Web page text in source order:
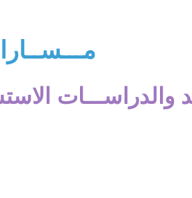
والدراســـات